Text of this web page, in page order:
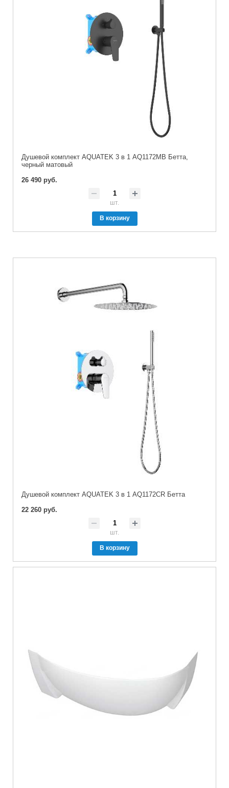
Душевой комплект AQUATEK 3 в 1 AQ1172MB Бетта,
черный матовый
26 490 руб.
шт.
В корзину
Душевой комплект AQUATEK 3 в 1 AQ1172CR Бетта
22 260 руб.
шт.
В корзину